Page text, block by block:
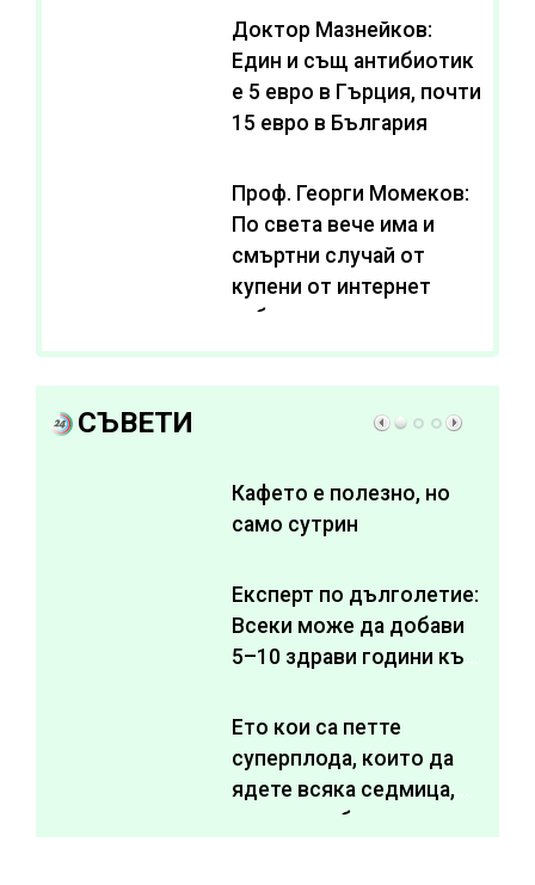
Доктор Мазнейков:
Един и същ антибиотик
e 5 евро в Гърция, почти
15 евро в България
Проф. Георги Момеков:
По света вече има и
смъртни случай от
купени от интернет
субстанции за
отслабване
СЪВЕТИ
Кафето е полезно, но
само сутрин
Експерт по дълголетие:
Всеки може да добави
5–10 здрави години към
Ето кои са петте
суперплода, които да
ядете всяка седмица,
за да подобрите